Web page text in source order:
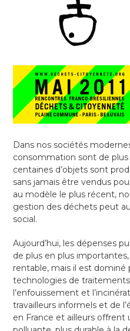
Dans nos sociétés
consommation sont de
centaines d’objets sont
sans jamais être vendus
au modèle le plus récent,
gestion des déchets peut
social.
Aujourd’hui, les dépenses
de plus en plus
rentable, mais il est dominé
technologies de
l’enfouissement et
travailleurs informels et de
en France et ailleurs